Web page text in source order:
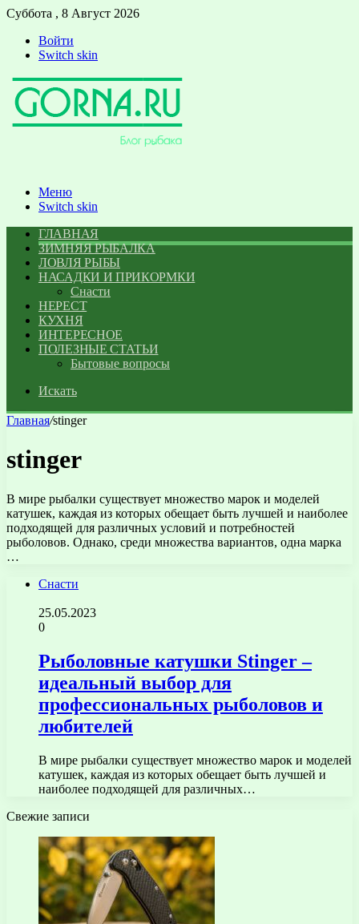
Суббота , 8 Август 2026
Войти
Switch skin
Меню
Switch skin
ГЛАВНАЯ
ЗИМНЯЯ РЫБАЛКА
ЛОВЛЯ РЫБЫ
НАСАДКИ И ПРИКОРМКИ
Снасти
НЕРЕСТ
КУХНЯ
ИНТЕРЕСНОЕ
ПОЛЕЗНЫЕ СТАТЬИ
Бытовые вопросы
Искать
Главная/stinger
stinger
В мире рыбалки существует множество марок и моделей
катушек, каждая из которых обещает быть лучшей и наиболее
подходящей для различных условий и потребностей
рыболовов. Однако, среди множества вариантов, одна марка
…
Снасти
25.05.2023
0
Рыболовные катушки Stinger –
идеальный выбор для
профессиональных рыболовов и
любителей
В мире рыбалки существует множество марок и моделей
катушек, каждая из которых обещает быть лучшей и
наиболее подходящей для различных…
Свежие записи